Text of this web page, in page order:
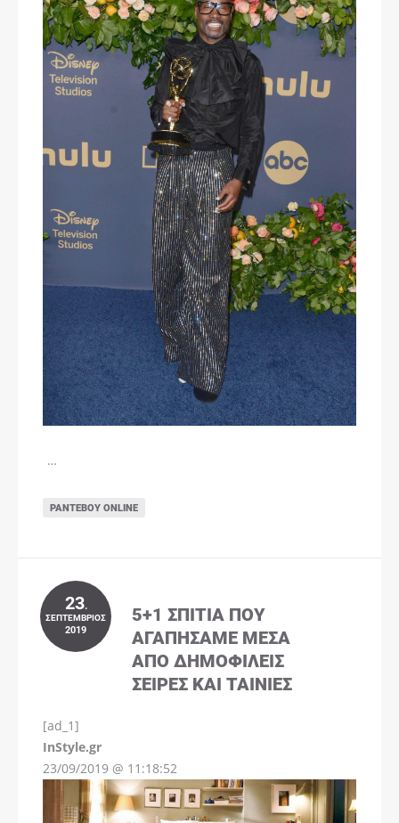
…
ΡΑΝΤΕΒΟΎ ONLINE
23.
ΣΕΠΤΈΜΒΡΙΟΣ
2019
5+1 ΣΠΊΤΙΑ ΠΟΥ
ΑΓΑΠΉΣΑΜΕ ΜΈΣΑ
ΑΠΌ ΔΗΜΟΦΙΛΕΊΣ
ΣΕΙΡΈΣ ΚΑΙ ΤΑΙΝΊΕΣ
[ad_1]
InStyle.gr
23/09/2019 @ 11:18:52